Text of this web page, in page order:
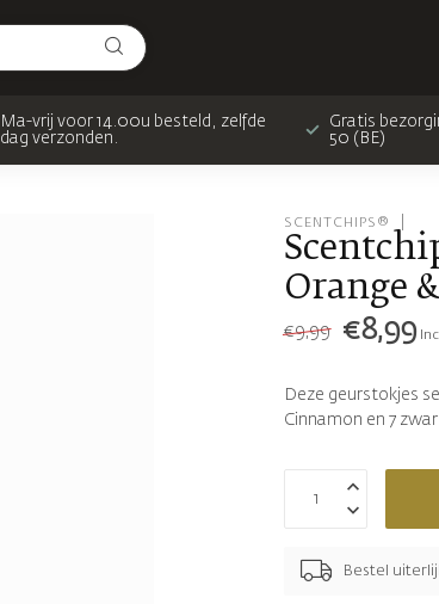
Ma-vrij voor 14.00u besteld, zelfde
dag verzonden.
Gratis
50 (BE)
SCENTCHIPS®
Orange
€9,99 €8,99
Deze geurstokjes
Cinnamon en 7
Bestel